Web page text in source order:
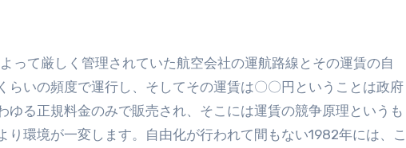
って厳しく管理されていた航空会社の運航路線とその運賃の自
いの頻度で運行し、そしてその運賃は〇〇円ということは政府
る正規料金のみで販売され、そこには運賃の競争原理というも
環境が一変します。自由化が行われて間もない1982年には、こ